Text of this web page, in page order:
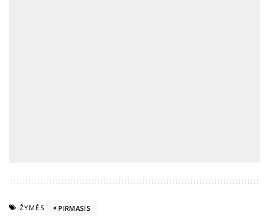
ŽYMĖS PIRMASIS